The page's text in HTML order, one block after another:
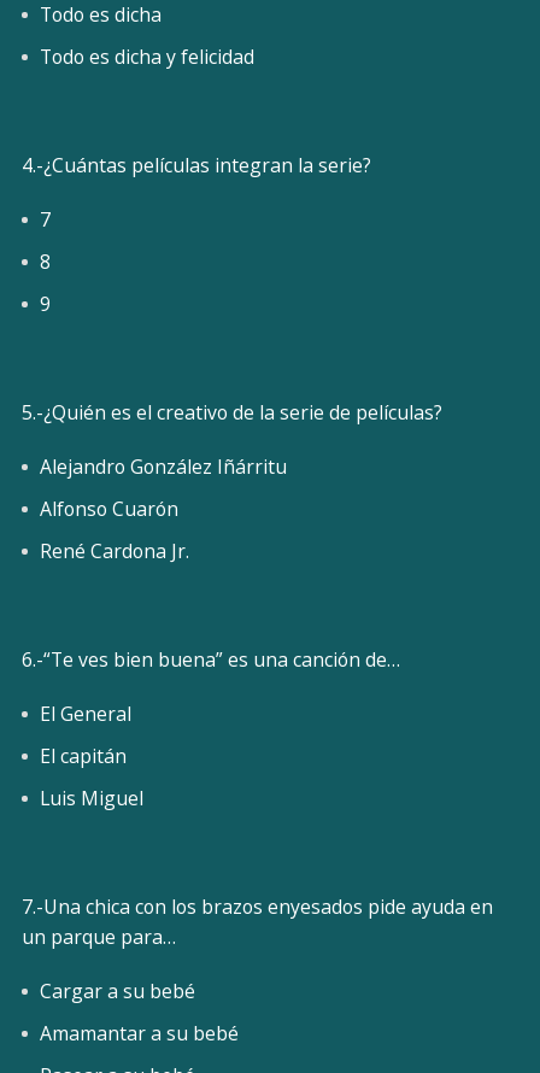
Todo es dicha
Todo es dicha y felicidad
4.-¿Cuántas películas integran la serie?
7
8
9
5.-¿Quién es el creativo de la serie de películas?
Alejandro González Iñárritu
Alfonso Cuarón
René Cardona Jr.
6.-“Te ves bien buena” es una canción de…
El General
El capitán
Luis Miguel
7.-Una chica con los brazos enyesados pide ayuda en
un parque para…
Cargar a su bebé
Amamantar a su bebé